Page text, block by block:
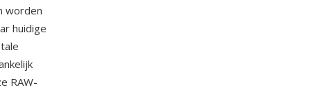
worden
huidige
RAW-